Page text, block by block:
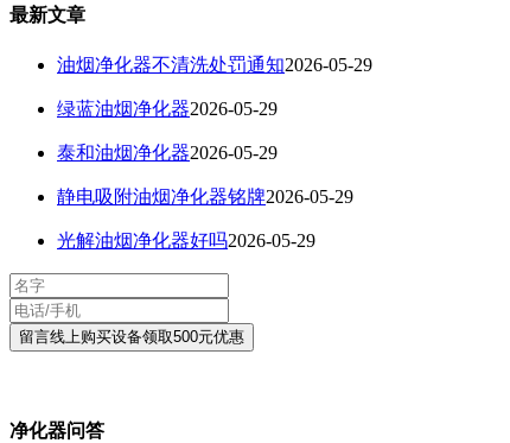
最新文章
油烟净化器不清洗处罚通知2026-05-29
绿蓝油烟净化器2026-05-29
泰和油烟净化器2026-05-29
静电吸附油烟净化器铭牌2026-05-29
光解油烟净化器好吗2026-05-29
净化器问答